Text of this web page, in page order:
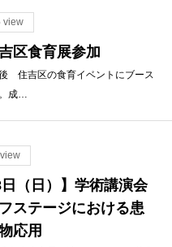
view
区食育展参加
住吉区の食育イベントにブース
成…
（日）】学術講演会
テージにおける患
応用